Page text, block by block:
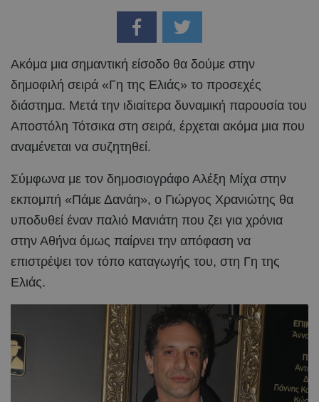
Ακόμα μια σημαντική είσοδο θα δούμε στην
δημοφιλή σειρά «Γη της Ελιάς» το προσεχές
διάστημα. Μετά την ιδιαίτερα δυναμική παρουσία του
Αποστόλη Τότσικα στη σειρά, έρχεται ακόμα μια που
αναμένεται να συζητηθεί.
Σύμφωνα με τον δημοσιογράφο Αλέξη Μίχα στην
εκπομπή «Πάμε Δανάη», ο Γιώργος Χρανιώτης θα
υποδυθεί έναν παλιό Μανιάτη που ζει για χρόνια
στην Αθήνα όμως παίρνει την απόφαση να
επιστρέψει τον τόπο καταγωγής του, στη Γη της
Ελιάς.